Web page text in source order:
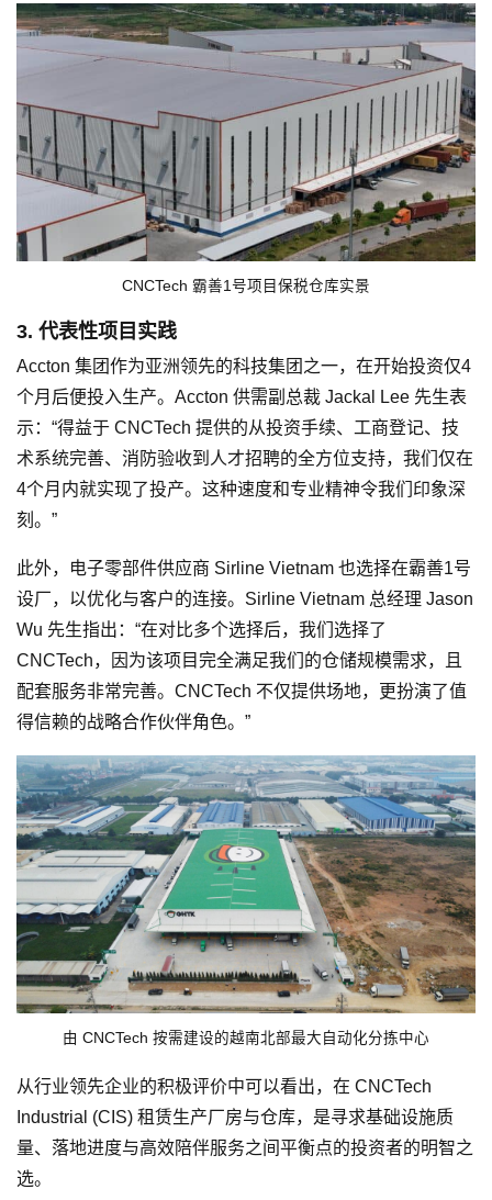
CNCTech 霸善1号项目保税仓库实景
3. 代表性项目实践
Accton 集团作为亚洲领先的科技集团之一，在开始投资仅4
个月后便投入生产。Accton 供需副总裁 Jackal Lee 先生表
示：“得益于 CNCTech 提供的从投资手续、工商登记、技
术系统完善、消防验收到人才招聘的全方位支持，我们仅在
4个月内就实现了投产。这种速度和专业精神令我们印象深
刻。”
此外，电子零部件供应商 Sirline Vietnam 也选择在霸善1号
设厂，以优化与客户的连接。Sirline Vietnam 总经理 Jason
Wu 先生指出：“在对比多个选择后，我们选择了
CNCTech，因为该项目完全满足我们的仓储规模需求，且
配套服务非常完善。CNCTech 不仅提供场地，更扮演了值
得信赖的战略合作伙伴角色。”
由 CNCTech 按需建设的越南北部最大自动化分拣中心
从行业领先企业的积极评价中可以看出，在 CNCTech
Industrial (CIS) 租赁生产厂房与仓库，是寻求基础设施质
量、落地进度与高效陪伴服务之间平衡点的投资者的明智之
选。